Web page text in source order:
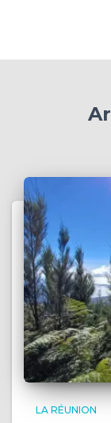
o
LA RÉUNION